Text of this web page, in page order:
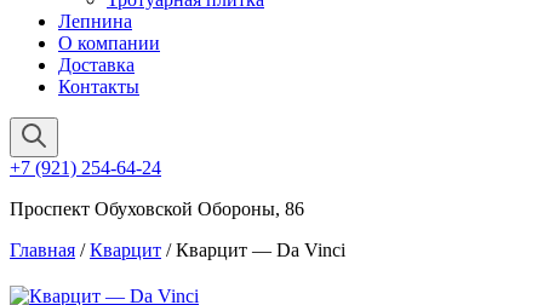
Лепнина
О компании
Доставка
Контакты
+7 (921) 254-64-24
Проспект Обуховской Обороны, 86
Главная /Кварцит / Кварцит — Da Vinci